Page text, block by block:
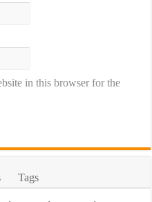
in this browser for the
Tags